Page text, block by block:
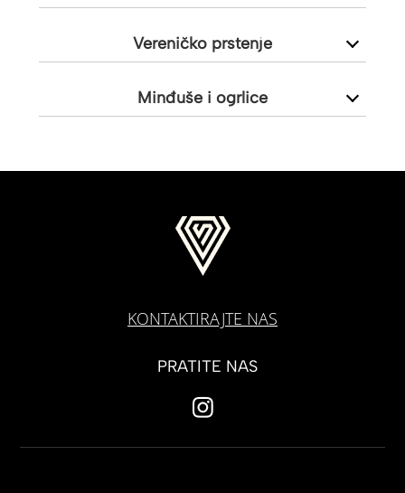
Vereničko prstenje
Minđuše i ogrlice
KONTAKTIRAJTE NAS
PRATITE NAS